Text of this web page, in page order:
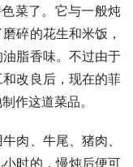
菜了。它与一般炖
碎的花生和米饭，
脂香味。不过由于
改良后，现在的菲
作这道菜品。
肉、牛尾、猪肉、
时的，慢炖后便可